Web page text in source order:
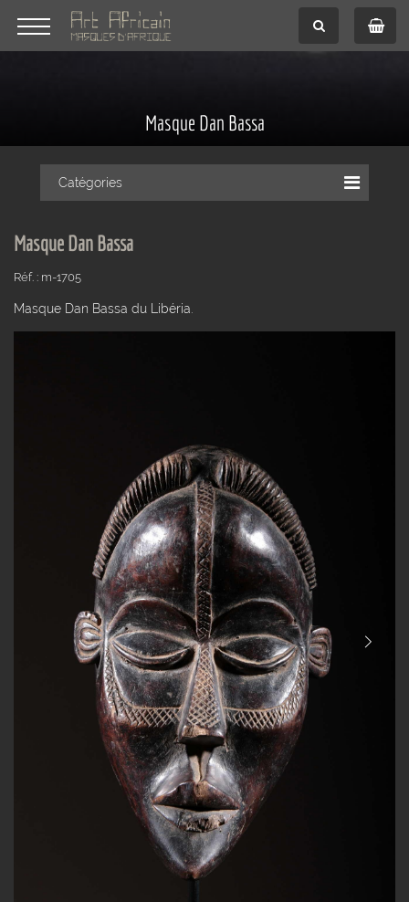
Masque Dan Bassa
Catégories
Masque Dan Bassa
Réf. : m-1705
Masque Dan Bassa du Libéria.